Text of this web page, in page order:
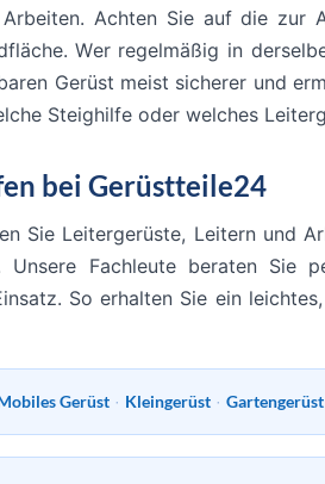
Achten Sie auf die zur
Wer regelmäßig in
Gerüst meist sicherer und
Steighilfe oder welches
bei Gerüstteile24
Sie Leitergerüste, Leitern und
Unsere Fachleute beraten Sie
So erhalten Sie ein
Gerüst · Kleingerüst · Gartengerüst